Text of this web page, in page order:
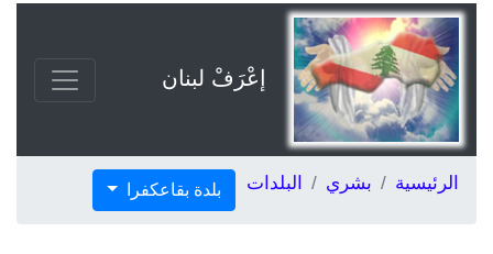
إعْرَفْ لبنان
الرئيسية بشري البلدات بلدة بقاعكفرا